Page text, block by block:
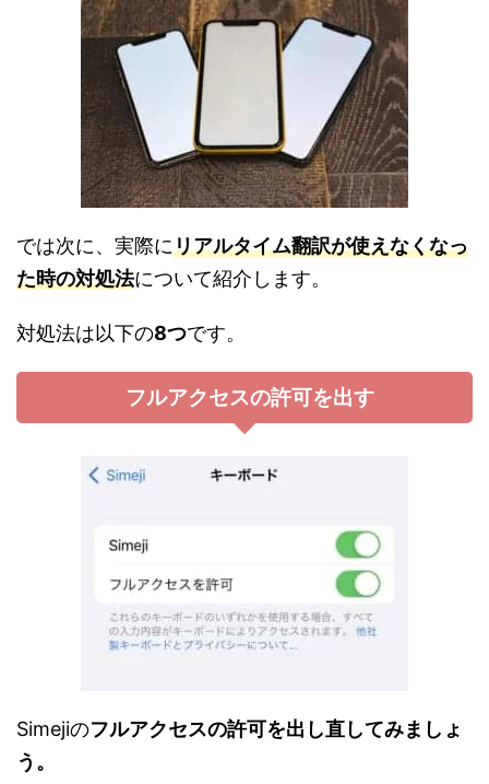
では次に、実際にリアルタイム翻訳が使えなくなっ
た時の対処法について紹介します。
対処法は以下の8つです。
フルアクセスの許可を出す
Simejiのフルアクセスの許可を出し直してみましょ
う。